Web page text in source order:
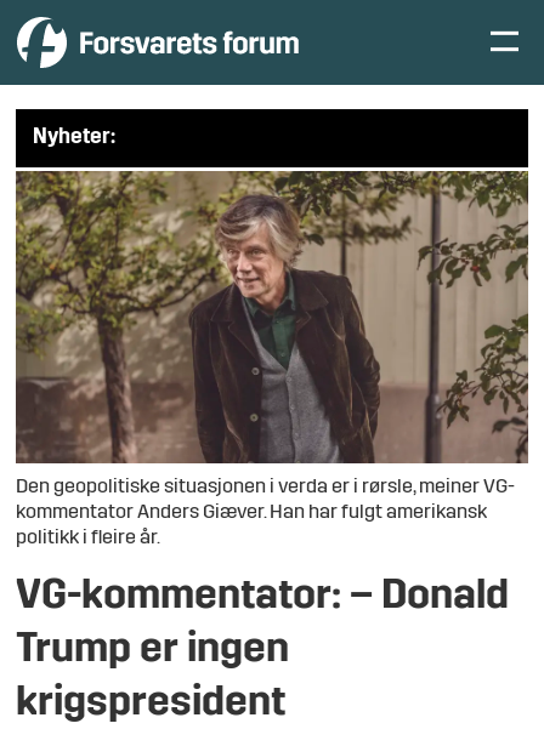
Nyheter:
Den geopolitiske situasjonen i verda er i rørsle, meiner VG-
kommentator Anders Giæver. Han har fulgt amerikansk
politikk i fleire år.
VG-kommentator: – Donald
Trump er ingen
krigspresident